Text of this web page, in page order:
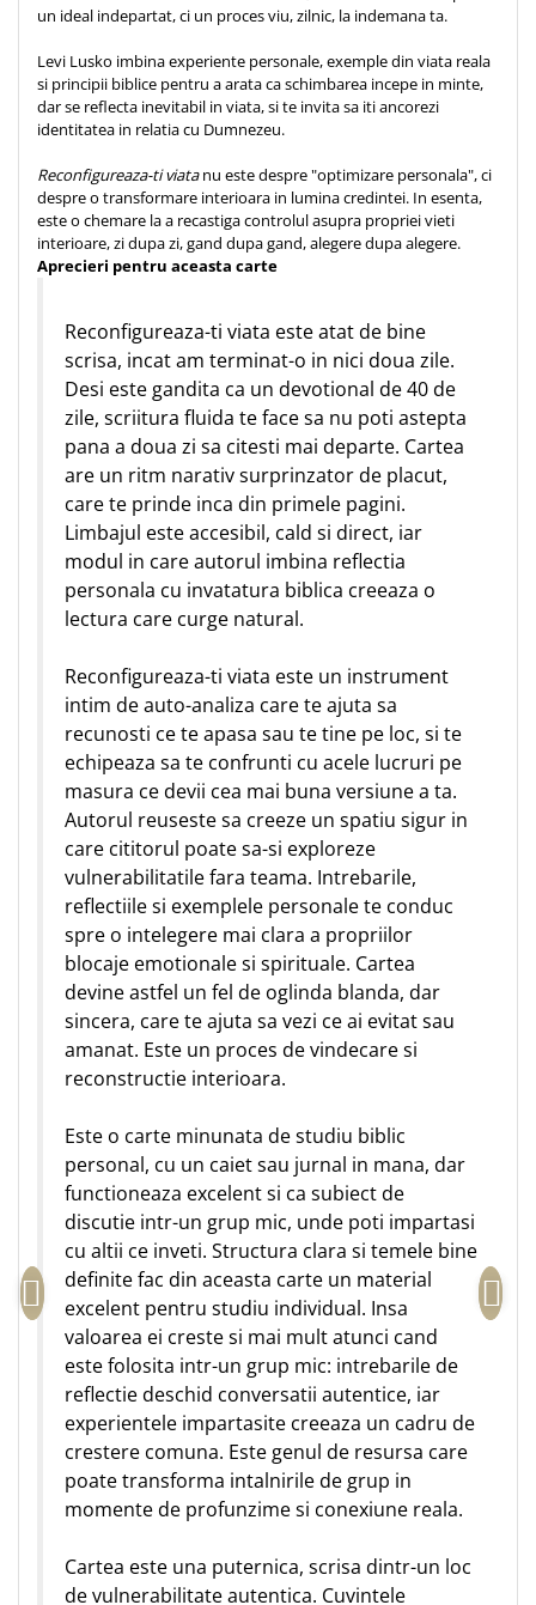
Leadership
Mediu
Sanatate / nutritie
un ideal indepartat, ci un proces viu, zilnic, la indemana ta.
Levi Lusko imbina experiente personale, exemple din viata reala
si principii biblice pentru a arata ca schimbarea incepe in minte,
dar se reflecta inevitabil in viata, si te invita sa iti ancorezi
identitatea in relatia cu Dumnezeu.
Reconfigureaza-ti viatanu este despre "optimizare personala", ci
despre o transformare interioara in lumina credintei. In esenta,
este o chemare la a recastiga controlul asupra propriei vieti
interioare, zi dupa zi, gand dupa gand, alegere dupa alegere.
Aprecieri pentru aceasta carte
Reconfigureaza-ti viata este atat de bine
scrisa, incat am terminat-o in nici doua zile.
Desi este gandita ca un devotional de 40 de
zile, scriitura fluida te face sa nu poti astepta
pana a doua zi sa citesti mai departe. Cartea
are un ritm narativ surprinzator de placut,
care te prinde inca din primele pagini.
Limbajul este accesibil, cald si direct, iar
modul in care autorul imbina reflectia
personala cu invatatura biblica creeaza o
lectura care curge natural.
Reconfigureaza-ti viata este un instrument
intim de auto-analiza care te ajuta sa
recunosti ce te apasa sau te tine pe loc, si te
echipeaza sa te confrunti cu acele lucruri pe
masura ce devii cea mai buna versiune a ta.
Autorul reuseste sa creeze un spatiu sigur in
care cititorul poate sa-si exploreze
vulnerabilitatile fara teama. Intrebarile,
reflectiile si exemplele personale te conduc
spre o intelegere mai clara a propriilor
blocaje emotionale si spirituale. Cartea
devine astfel un fel de oglinda blanda, dar
sincera, care te ajuta sa vezi ce ai evitat sau
amanat. Este un proces de vindecare si
reconstructie interioara.
Este o carte minunata de studiu biblic
personal, cu un caiet sau jurnal in mana, dar
functioneaza excelent si ca subiect de
discutie intr-un grup mic, unde poti impartasi
cu altii ce inveti. Structura clara si temele bine
definite fac din aceasta carte un material
excelent pentru studiu individual. Insa
valoarea ei creste si mai mult atunci cand
este folosita intr-un grup mic: intrebarile de
reflectie deschid conversatii autentice, iar
experientele impartasite creeaza un cadru de
crestere comuna. Este genul de resursa care
poate transforma intalnirile de grup in
momente de profunzime si conexiune reala.
Cartea este una puternica, scrisa dintr-un loc
de vulnerabilitate autentica. Cuvintele